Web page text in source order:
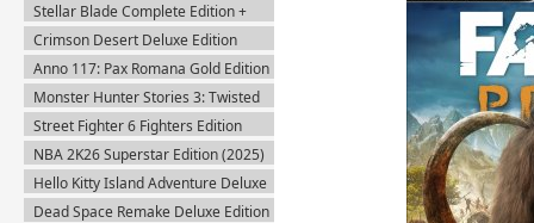
Stellar Blade Complete Edition +
Все DLC (2025) Пиратка
Crimson Desert Deluxe Edition
v.1.14.0 (2026) Portable
Anno 117: Pax Romana Gold Edition
(2025) Uplay-Rip
Monster Hunter Stories 3: Twisted
Reflection (2026) Steam-Rip
Street Fighter 6 Fighters Edition
(2023) Steam-Rip
NBA 2K26 Superstar Edition (2025)
Steam-Rip
Hello Kitty Island Adventure Deluxe
Edition (2025) Steam-Rip
Dead Space Remake Deluxe Edition